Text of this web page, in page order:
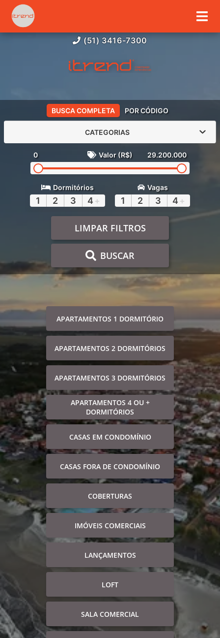
(51) 3416-7300
BUSCA COMPLETA POR CÓDIGO
CATEGORIAS
0 Valor (R$) 29.200.000
Dormitórios
1 2 3 4 +
Vagas
1 2 3 4 +
LIMPAR FILTROS
BUSCAR
APARTAMENTOS 1 DORMITÓRIO
APARTAMENTOS 2 DORMITÓRIOS
APARTAMENTOS 3 DORMITÓRIOS
APARTAMENTOS 4 OU +
DORMITÓRIOS
CASAS EM CONDOMÍNIO
CASAS FORA DE CONDOMÍNIO
COBERTURAS
IMÓVEIS COMERCIAIS
LANÇAMENTOS
LOFT
SALA COMERCIAL